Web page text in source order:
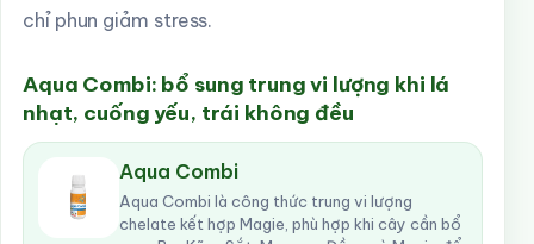
chỉ phun giảm stress.
Aqua Combi: bổ sung trung vi lượng khi lá
nhạt, cuống yếu, trái không đều
Aqua Combi
Aqua Combi là công thức trung vi lượng
chelate kết hợp Magie, phù hợp khi cây cần bổ